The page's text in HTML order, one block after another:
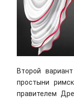
Второй
простыни
правителем